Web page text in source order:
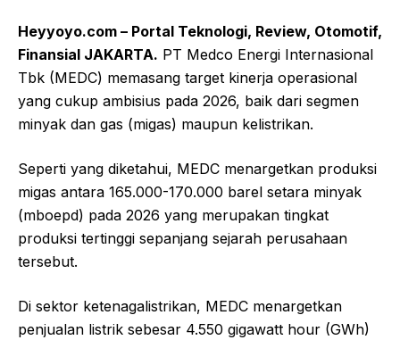
Heyyoyo.com – Portal Teknologi, Review, Otomotif,
Finansial JAKARTA. PT Medco Energi Internasional
Tbk (MEDC) memasang target kinerja operasional
yang cukup ambisius pada 2026, baik dari segmen
minyak dan gas (migas) maupun kelistrikan.
Seperti yang diketahui, MEDC menargetkan produksi
migas antara 165.000-170.000 barel setara minyak
(mboepd) pada 2026 yang merupakan tingkat
produksi tertinggi sepanjang sejarah perusahaan
tersebut.
Di sektor ketenagalistrikan, MEDC menargetkan
penjualan listrik sebesar 4.550 gigawatt hour (GWh)